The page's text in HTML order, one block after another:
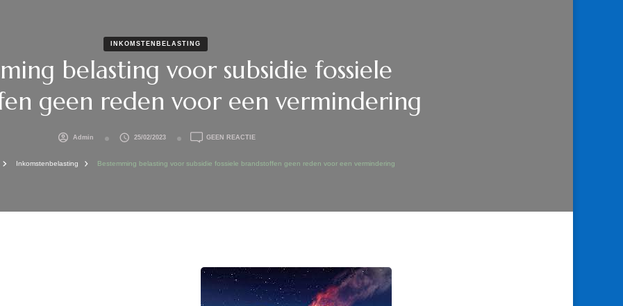
INKOMSTENBELASTING
belasting voor subsidie fossiele
geen reden voor een vermindering
Admin 25/02/2023 GEEN REACTIEOP
VOOR
Inkomstenbelasting Bestemming belasting voor subsidie fossiele brandstoffen geen reden voor een vermindering